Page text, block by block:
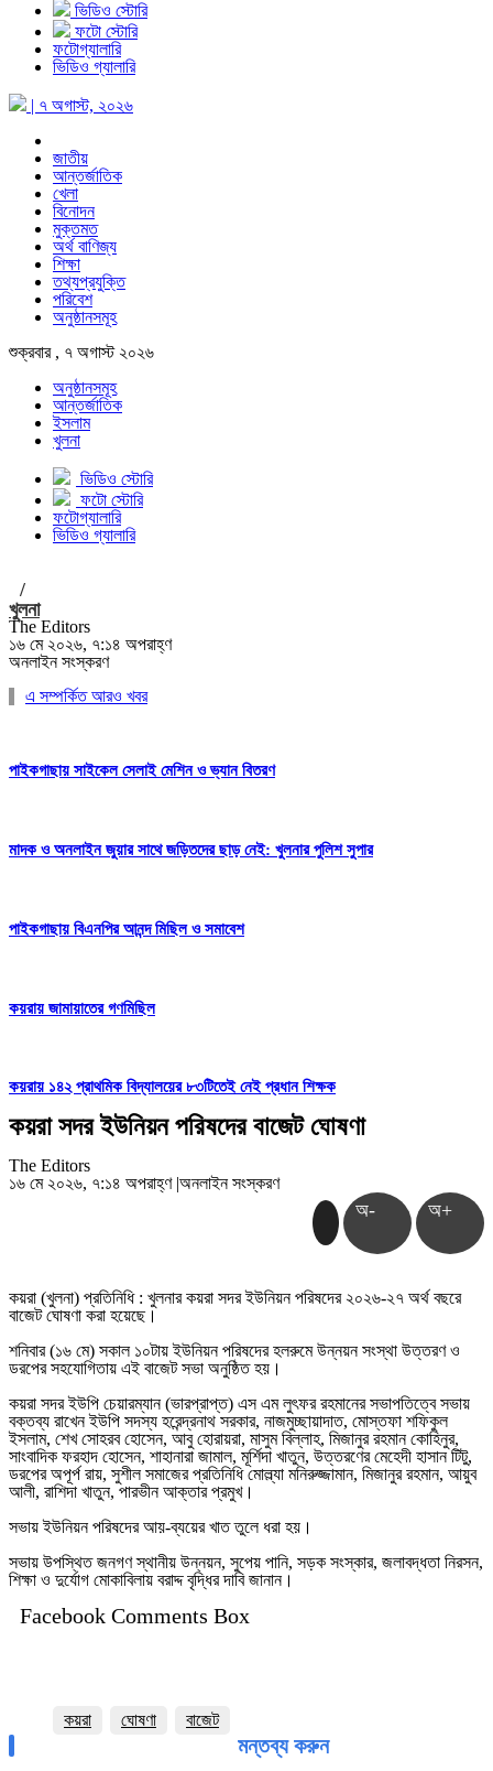
ভিডিও স্টোরি
ফটো স্টোরি
ফটোগ্যালারি
ভিডিও গ্যালারি
| ৭ অগাস্ট, ২০২৬
জাতীয়
আন্তর্জাতিক
খেলা
বিনোদন
মুক্তমত
অর্থ বাণিজ্য
শিক্ষা
তথ্যপ্রযুক্তি
পরিবেশ
অনুষ্ঠানসমূহ
শুক্রবার , ৭ অগাস্ট ২০২৬
অনুষ্ঠানসমূহ
আন্তর্জাতিক
ইসলাম
খুলনা
ভিডিও স্টোরি
ফটো স্টোরি
ফটোগ্যালারি
ভিডিও গ্যালারি
/
খুলনা
The Editors
১৬ মে ২০২৬, ৭:১৪ অপরাহ্ণ
অনলাইন সংস্করণ
এ সম্পর্কিত আরও খবর
পাইকগাছায় সাইকেল সেলাই মেশিন ও ভ্যান বিতরণ
মাদক ও অনলাইন জুয়ার সাথে জড়িতদের ছাড় নেই: খুলনার পুলিশ সুপার
পাইকগাছায় বিএনপির আনন্দ মিছিল ও সমাবেশ
কয়রায় জামায়াতের গণমিছিল
কয়রায় ১৪২ প্রাথমিক বিদ্যালয়ের ৮৩টিতেই নেই প্রধান শিক্ষক
কয়রা সদর ইউনিয়ন পরিষদের বাজেট ঘোষণা
The Editors
১৬ মে ২০২৬, ৭:১৪ অপরাহ্ণ |অনলাইন সংস্করণ
অ- অ+
কয়রা (খুলনা) প্রতিনিধি : খুলনার কয়রা সদর ইউনিয়ন পরিষদের ২০২৬-২৭ অর্থ বছরে
বাজেট ঘোষণা করা হয়েছে।
শনিবার (১৬ মে) সকাল ১০টায় ইউনিয়ন পরিষদের হলরুমে উন্নয়ন সংস্থা উত্তরণ ও
ডরপের সহযোগিতায় এই বাজেট সভা অনুষ্ঠিত হয়।
কয়রা সদর ইউপি চেয়ারম্যান (ভারপ্রাপ্ত) এস এম লুৎফর রহমানের সভাপতিত্বে সভায়
বক্তব্য রাখেন ইউপি সদস্য হরেন্দ্রনাথ সরকার, নাজমুচ্ছায়াদাত, মোস্তফা শফিকুল
ইসলাম, শেখ সোহরব হোসেন, আবু হোরায়রা, মাসুম বিল্লাহ, মিজানুর রহমান কোহিনুর,
সাংবাদিক ফরহাদ হোসেন, শাহানারা জামাল, মূর্শিদা খাতুন, উত্তরণের মেহেদী হাসান টিটু,
ডরপের অপূর্প রায়, সুশীল সমাজের প্রতিনিধি মোল্ল্যা মনিরুজ্জামান, মিজানুর রহমান, আয়ুব
আলী, রাশিদা খাতুন, পারভীন আক্তার প্রমুখ।
সভায় ইউনিয়ন পরিষদের আয়-ব্যয়ের খাত তুলে ধরা হয়।
সভায় উপস্থিত জনগণ স্থানীয় উন্নয়ন, সুপেয় পানি, সড়ক সংস্কার, জলাবদ্ধতা নিরসন,
শিক্ষা ও দুর্যোগ মোকাবিলায় বরাদ্দ বৃদ্ধির দাবি জানান।
Facebook Comments Box
কয়রা ঘোষণা বাজেট
মন্তব্য করুন